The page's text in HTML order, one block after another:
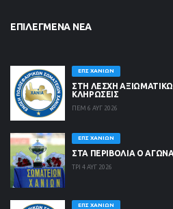
ΕΠΙΛΕΓΜΈΝΑ ΝΈΑ
ΕΠΣ ΧΑΝΊΩΝ
ΣΤΗ ΛΈΣΧΗ
ΚΛΗΡΏΣΕΙΣ
ΠΕΜ 6 ΑΥΓ 2026
ΕΠΣ ΧΑΝΊΩΝ
ΣΤΑ ΠΕΡΙΒΟΛΙΑ Ο
ΤΡΙ 4 ΑΥΓ 2026
ΕΠΣ ΧΑΝΊΩΝ